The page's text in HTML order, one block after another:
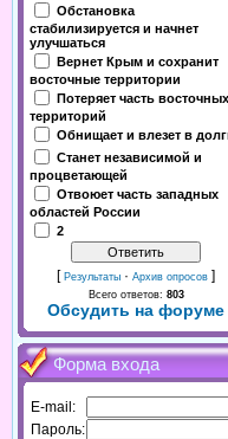
Обстановка
стабилизируется и начнет
улучшаться
Вернет Крым и сохранит
восточные территории
Потеряет часть восточных
территорий
Обнищает и влезет в
Станет независимой и
процветающей
Отвоюет часть западных
областей России
2
[ Результаты · Архив опросов ]
Всего ответов: 803
Обсудить на форуме
Форма входа
E-mail:
Пароль: